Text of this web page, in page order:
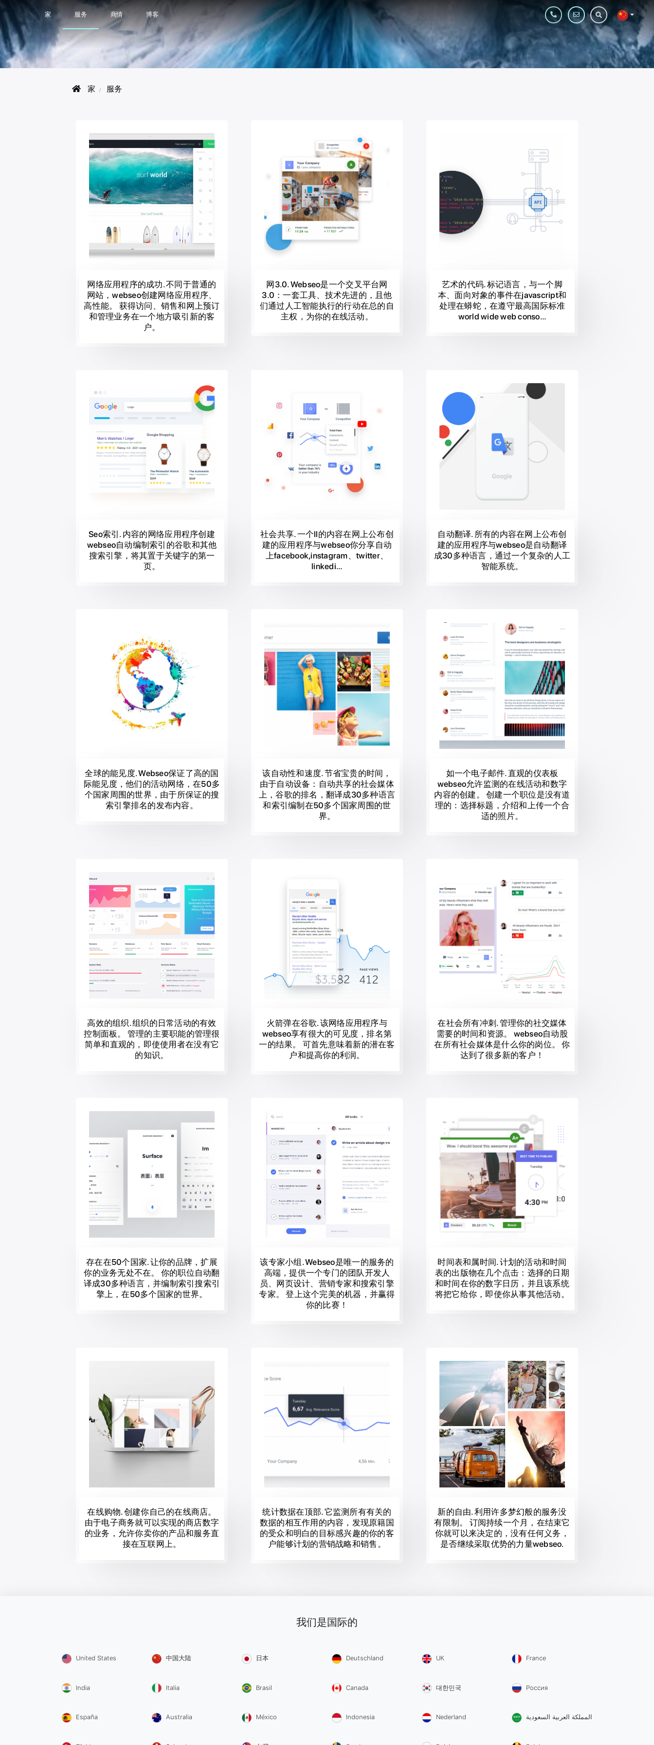
家 服务 商情 博客
家 服务
网络应用程序的成功. 不同于普通的
网站，webseo创建网络应用程序、
高性能。 获得访问、销售和网上预订
和管理业务在一个地方吸引新的客
户。
网3.0. Webseo是一个交叉平台网
3.0：一套工具、技术先进的，且他
们通过人工智能执行的行动在总的自
主权，为你的在线活动。
艺术的代码. 标记语言，与一个脚
本、面向对象的事件在javascript和
处理在蟒蛇，在遵守最高国际标准
world wide web conso...
Seo索引. 内容的网络应用程序创建
webseo自动编制索引的谷歌和其他
搜索引擎，将其置于关键字的第一
页。
社会共享. 一个ll的内容在网上公布创
建的应用程序与webseo你分享自动
上facebook,instagram、twitter、
linkedi...
自动翻译. 所有的内容在网上公布创
建的应用程序与webseo是自动翻译
成30多种语言，通过一个复杂的人工
智能系统。
全球的能见度. Webseo保证了高的国
际能见度，他们的活动网络，在50多
个国家周围的世界，由于所保证的搜
索引擎排名的发布内容。
该自动性和速度. 节省宝贵的时间，
由于自动设备：自动共享的社会媒体
上，谷歌的排名，翻译成30多种语言
和索引编制在50多个国家周围的世
界。
如一个电子邮件. 直观的仪表板
webseo允许监测的在线活动和数字
内容的创建。 创建一个职位是没有道
理的：选择标题，介绍和上传一个合
适的照片。
高效的组织. 组织的日常活动的有效
控制面板。 管理的主要职能的管理很
简单和直观的，即使使用者在没有它
的知识。
火箭弹在谷歌. 该网络应用程序与
webseo享有很大的可见度，排名第
一的结果。 可首先意味着新的潜在客
户和提高你的利润。
在社会所有冲刺. 管理你的社交媒体
需要的时间和资源。 webseo自动股
在所有社会媒体是什么你的岗位。 你
达到了很多新的客户！
存在在50个国家. 让你的品牌，扩展
你的业务无处不在。 你的职位自动翻
译成30多种语言，并编制索引搜索引
擎上，在50多个国家的世界。
该专家小组. Webseo是唯一的服务的
高端，提供一个专门的团队开发人
员、网页设计、营销专家和搜索引擎
专家。 登上这个完美的机器，并赢得
你的比赛！
时间表和属时间. 计划的活动和时间
表的出版物在几个点击：选择的日期
和时间在你的数字日历，并且该系统
将把它给你，即使你从事其他活动。
在线购物. 创建你自己的在线商店。
由于电子商务就可以实现的商店数字
的业务，允许你卖你的产品和服务直
接在互联网上。
统计数据在顶部. 它监测所有有关的
数据的相互作用的内容，发现原籍国
的受众和明白的目标感兴趣的你的客
户能够计划的营销战略和销售。
新的自由. 利用许多梦幻般的服务没
有限制。 订阅持续一个月，在结束它
你就可以来决定的，没有任何义务，
是否继续采取优势的力量webseo.
我们是国际的
United States 中国大陆 日本 Deutschland UK France
India Italia Brasil Canada 대한민국 Россия
España Australia México Indonesia Nederland المملكة العربية السعودية